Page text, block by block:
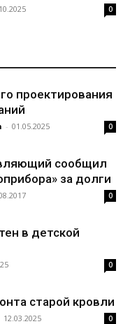
0
проектирования
- 01.05.2025 0
сообщил
за долги
0
в детской
0
старой кровли
12.03.2025 0